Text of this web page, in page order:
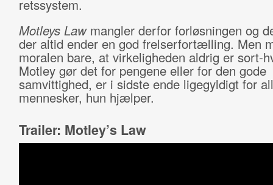
retssystem.
Motleys Lawmangler derfor forløsningen og
der altid ender en god frelserfortælling. Men
moralen bare, at virkeligheden aldrig er sort-
Motley gør det for pengene eller for den gode
samvittighed, er i sidste ende ligegyldigt for
mennesker, hun hjælper.
Trailer: Motley’s Law